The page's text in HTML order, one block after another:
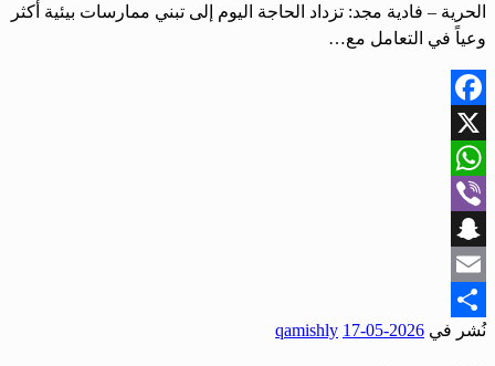
الحرية – فادية مجد: تزداد الحاجة اليوم إلى تبني ممارسات بيئية أكثر
وعياً في التعامل مع…
Facebook
X
WhatsApp
Viber
Snapchat
Email
Share
نُشر في 2026-05-17
qamishly